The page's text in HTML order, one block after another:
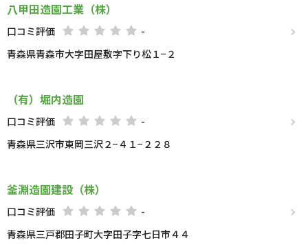
八甲田造園工業（株）
口コミ評価
-
青森県青森市大字田屋敷字下り松１−２
（有）堀内造園
口コミ評価
-
青森県三沢市東岡三沢２−４１−２２８
釜淵造園建設（株）
口コミ評価
-
青森県三戸郡田子町大字田子字七日市４４